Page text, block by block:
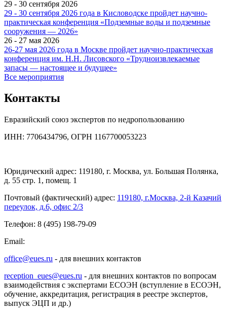
29 - 30 сентября 2026
29 - 30 сентября 2026 года в Кисловодске пройдет научно-
практическая конференция «Подземные воды и подземные
сооружения — 2026»
26 - 27 мая 2026
26-27 мая 2026 года в Москве пройдет научно-практическая
конференция им. Н.Н. Лисовского «Трудноизвлекаемые
запасы — настоящее и будущее»
Все мероприятия
Контакты
Евразийский союз экспертов по недропользованию
ИНН: 7706434796, ОГРН 1167700053223
Юридический адрес: 119180, г. Москва, ул. Большая Полянка,
д. 55 стр. 1, помещ. 1
Почтовый (фактический) адрес: 119180, г.Москва, 2-й Казачий
переулок, д.6, офис 2/3
Телефон: 8 (495) 198-79-09
Email:
office@eues.ru - для внешних контактов
reception_eues@eues.ru - для внешних контактов по вопросам
взаимодействия с экспертами ЕСОЭН (вступление в ЕСОЭН,
обучение, аккредитация, регистрация в реестре экспертов,
выпуск ЭЦП и др.)